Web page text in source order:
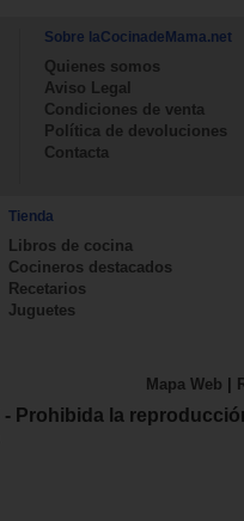
Sobre laCocinadeMama.net
Quienes somos
Aviso Legal
Condiciones de venta
Política de devoluciones
Contacta
Tienda
Libros de cocina
Cocineros destacados
Recetarios
Juguetes
Mapa Web |
- Prohibida la